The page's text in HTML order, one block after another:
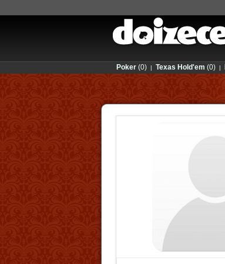
Poker (0) | Texas Hold'em (0) |